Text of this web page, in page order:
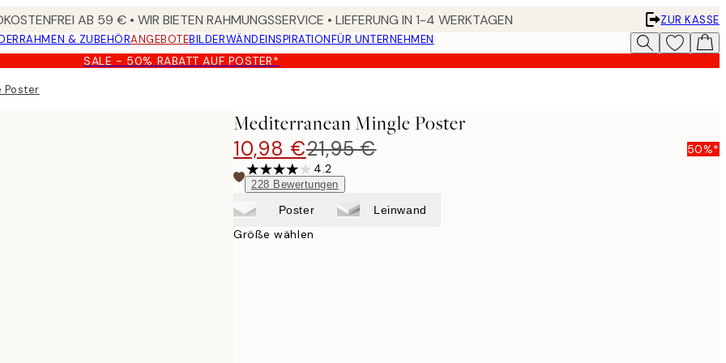
AB 59 € • WIR BIETEN RAHMUNGSSERVICE • LIEFERUNG IN 1-4 WERKTAGEN
ZUR KASSE
RAHMEN & ZUBEHÖRANGEBOTEBILDERWÄNDEINSPIRATIONFÜR UNTERNEHMEN
SALE - 50% RABATT AUF POSTER*
Poster
Mediterranean Mingle Poster
10,98 €21,95 €
50%*
4.2
228 Bewertungen
Poster Leinwand
Größe wählen